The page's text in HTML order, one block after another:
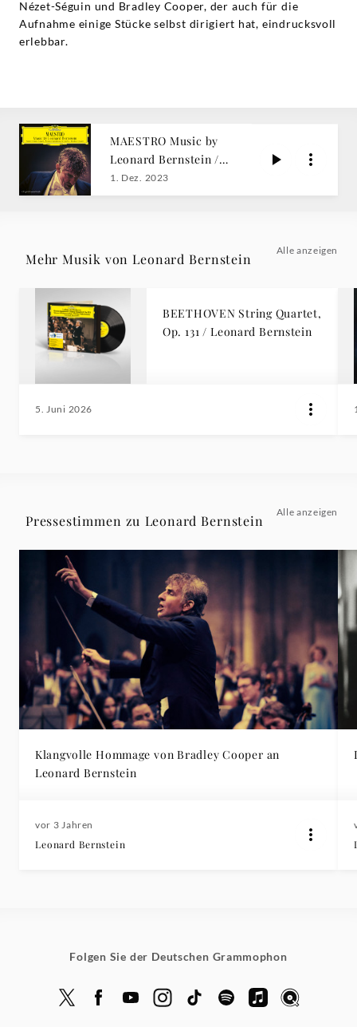
Nézet-Séguin und Bradley Cooper, der auch für die
Aufnahme einige Stücke selbst dirigiert hat, eindrucksvoll
erlebbar.
MAESTRO Music by
Leonard Bernstein /
Nézet-Séguin
1. Dez. 2023
Mehr Musik von Leonard Bernstein
Alle anzeigen
BEETHOVEN String Quartet,
Op. 131 / Leonard Bernstein
5. Juni 2026
Pressestimmen zu Leonard Bernstein
Alle anzeigen
Klangvolle Hommage von Bradley Cooper an
Leonard Bernstein
vor 3 Jahren
Leonard Bernstein
Folgen Sie der Deutschen Grammophon